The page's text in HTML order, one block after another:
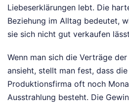
Liebeserklärungen lebt. Die
Beziehung im Alltag bedeutet,
sie sich nicht gut verkaufen
Wenn man sich die Verträge
ansieht, stellt man fest, dass
Produktionsfirma oft noch
Ausstrahlung besteht. Die